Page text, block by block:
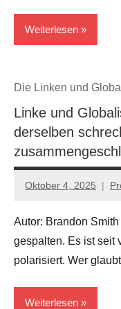
Weiterlesen
Tiefe
Staat..
die
Kabale
...
Juden &
Wissen
Zionistenlügen
Die Linken und
Linke und
derselben
Oktober 4, 2025
Keine
Autor: Brandon
gespalten. Es ist seit
polarisiert. Wer
Weiterlesen